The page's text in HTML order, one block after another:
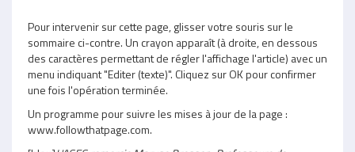
Pour intervenir sur cette page, glisser votre souris sur le
sommaire ci-contre. Un crayon apparaît (à droite, en dessous
des caractères permettant de régler l'affichage l'article) avec un
menu indiquant "Editer (texte)". Cliquez sur OK pour confirmer
une fois l'opération terminée.
Un programme pour suivre les mises à jour de la page :
www.followthatpage.com.